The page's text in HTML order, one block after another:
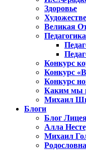
Здоровье
Великая
Конкурс
Конкурс
Конкурс
Каким мы
Михаил
Блоги
Блог
Алла
Михаил